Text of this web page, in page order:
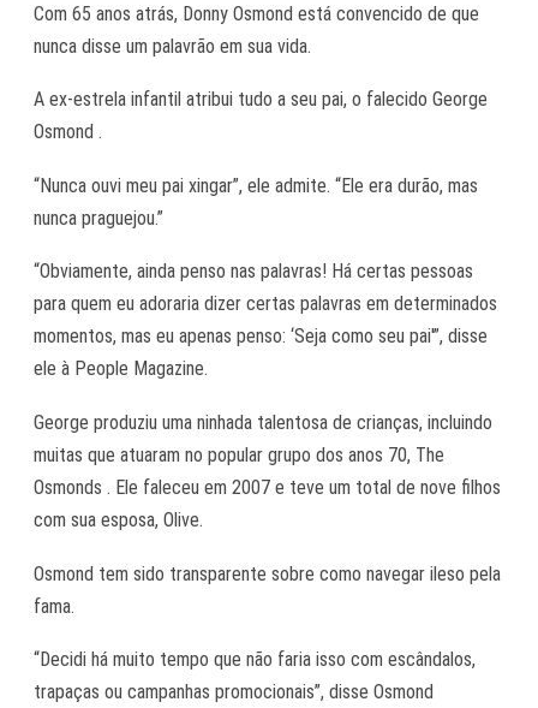
Com 65 anos atrás, Donny Osmond está convencido de que
nunca disse um palavrão em sua vida.
A ex-estrela infantil atribui tudo a seu pai, o falecido George
Osmond .
“Nunca ouvi meu pai xingar”, ele admite. “Ele era durão, mas
nunca praguejou.”
“Obviamente, ainda penso nas palavras! Há certas pessoas
para quem eu adoraria dizer certas palavras em determinados
momentos, mas eu apenas penso: ‘Seja como seu pai'”, disse
ele à People Magazine.
George produziu uma ninhada talentosa de crianças, incluindo
muitas que atuaram no popular grupo dos anos 70, The
Osmonds . Ele faleceu em 2007 e teve um total de nove filhos
com sua esposa, Olive.
Osmond tem sido transparente sobre como navegar ileso pela
fama.
“Decidi há muito tempo que não faria isso com escândalos,
trapaças ou campanhas promocionais”, disse Osmond